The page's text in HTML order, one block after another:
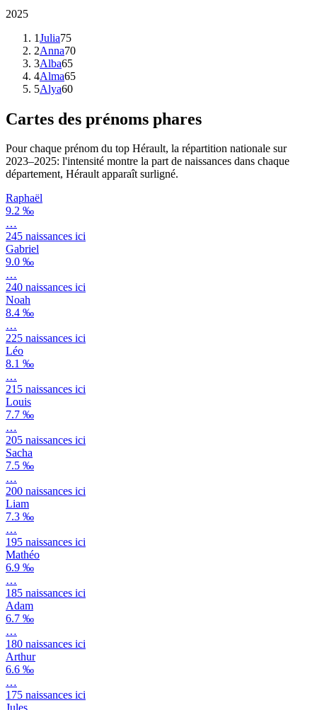
2025
1Julia75
2Anna70
3Alba65
4Alma65
5Alya60
Cartes des prénoms phares
Pour chaque prénom du top Hérault, la répartition nationale sur
2023–2025: l'intensité montre la part de naissances dans chaque
département, Héraultapparaît surligné.
Raphaël
9.2 ‰
…
245 naissances ici
Gabriel
9.0 ‰
…
240 naissances ici
Noah
8.4 ‰
…
225 naissances ici
Léo
8.1 ‰
…
215 naissances ici
Louis
7.7 ‰
…
205 naissances ici
Sacha
7.5 ‰
…
200 naissances ici
Liam
7.3 ‰
…
195 naissances ici
Mathéo
6.9 ‰
…
185 naissances ici
Adam
6.7 ‰
…
180 naissances ici
Arthur
6.6 ‰
…
175 naissances ici